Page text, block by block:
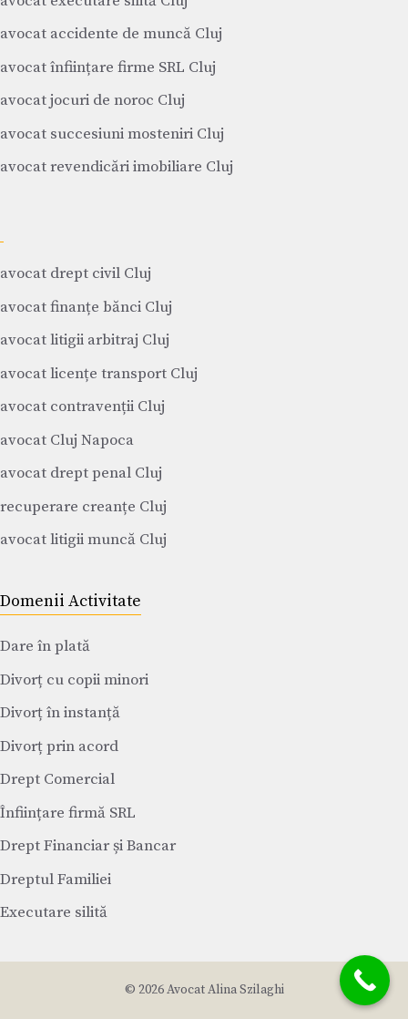
avocat accidente de muncă Cluj
avocat înființare firme SRL Cluj
avocat jocuri de noroc Cluj
avocat succesiuni mosteniri Cluj
avocat revendicări imobiliare Cluj
avocat drept civil Cluj
avocat finanțe bănci Cluj
avocat litigii arbitraj Cluj
avocat licențe transport Cluj
avocat contravenții Cluj
avocat Cluj Napoca
avocat drept penal Cluj
recuperare creanțe Cluj
avocat litigii muncă Cluj
Domenii Activitate
Dare în plată
Divorț cu copii minori
Divorț în instanță
Divorț prin acord
Drept Comercial
Înființare firmă SRL
Drept Financiar și Bancar
Dreptul Familiei
Executare silită
© 2026 Avocat Alina Szilaghi